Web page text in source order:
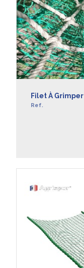
Filet À Grimper
Ref.